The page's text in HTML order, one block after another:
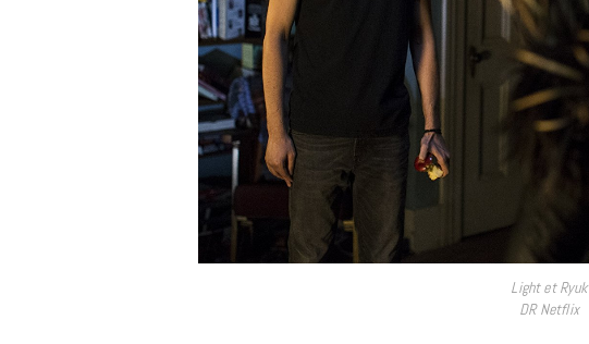
Light et Ryuk
DR Netflix